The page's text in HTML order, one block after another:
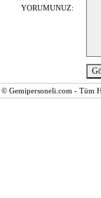
YORUMUNUZ:
© Gemipersoneli.com - Tüm